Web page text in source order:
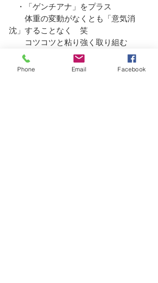
・「ゲンチアナ」をプラス
体重の変動がなくとも「意気消
沈」することなく　笑
コツコツと粘り強く取り組む
Phone Email Facebook